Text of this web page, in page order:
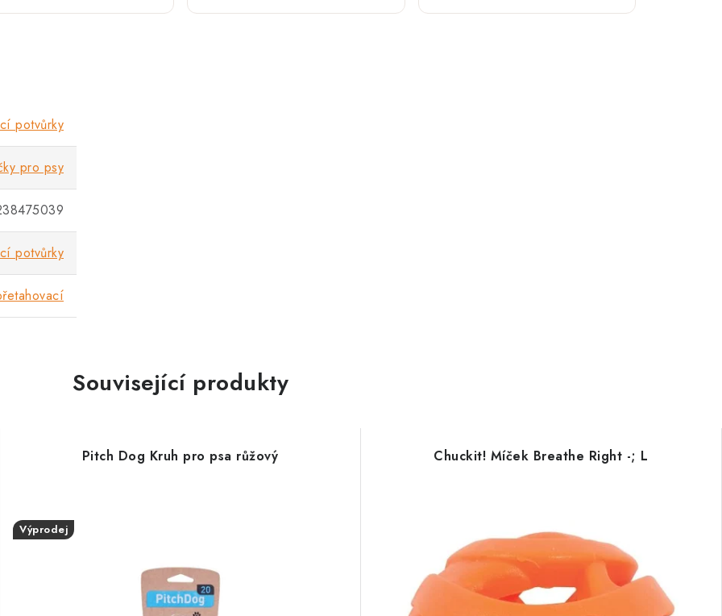
potvůrky
pro psy
potvůrky
Související produkty
Pitch Dog Kruh pro psa růžový
Výprodej
Chuckit! Míček Breathe Right -; L